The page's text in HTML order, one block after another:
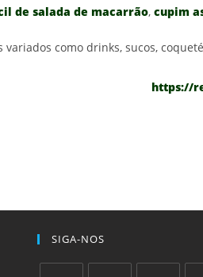
de salada de macarrão, cupim
como drinks, sucos,
https://
SIGA-NOS